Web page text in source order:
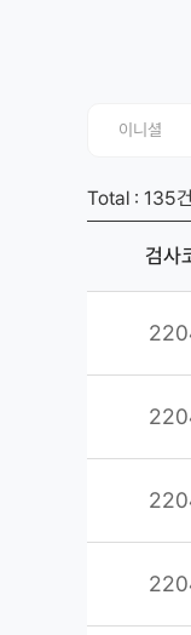
Total : 135건
검사